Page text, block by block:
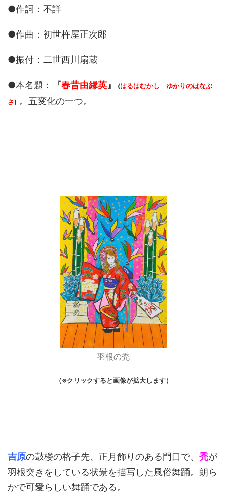
●作詞：不詳
●作曲：初世杵屋正次郎
●振付：二世西川扇蔵
●本名題： 『春昔由縁英』 (はるはむかし ゆかりのはなぶ
さ) 。五変化の一つ。
羽根の禿
（※クリックすると画像が拡大します）
吉原の鼓楼の格子先、正月飾りのある門口で、 禿が
羽根突きをしている状景を描写した風俗舞踊。朗ら
かで可愛らしい舞踊である。